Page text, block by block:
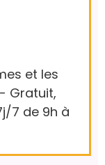
et les
Gratuit,
7 de 9h à